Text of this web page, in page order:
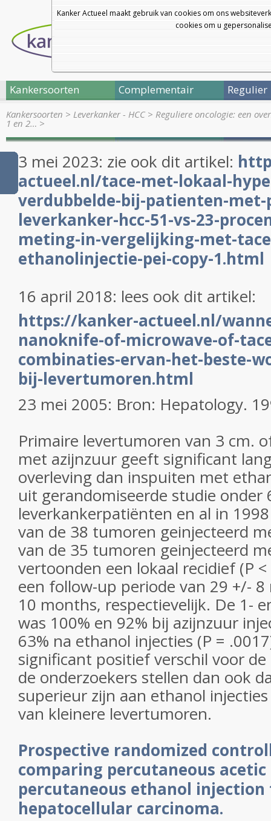
Kanker Actueel maakt gebruik van cookies om ons
cookies om u
Kankersoorten Complementair Regulier
Kankersoorten > Leverkanker - HCC > Reguliere oncologie: een
1 en 2… >
3 mei 2023: zie ook dit artikel:
actueel.nl/tace-met-lokaal-
verdubbelde-bij-patienten-
leverkanker-hcc-51-vs-23-
meting-in-vergelijking-met-
ethanolinjectie-pei-copy-1.html
16 april 2018: lees ook dit artikel:
https://kanker-actueel.nl/
nanoknife-of-microwave-of-
combinaties-ervan-het-beste-
bij-levertumoren.html
23 mei 2005: Bron: Hepatology.
Primaire levertumoren van 3 cm.
met azijnzuur geeft significant
overleving dan inspuiten met
uit gerandomiseerde studie onder
leverkankerpatiënten en al in
van de 38 tumoren geinjecteerd
van de 35 tumoren geinjecteerd
vertoonden een lokaal recidief (P
een follow-up periode van 29 +/-
10 months, respectievelijk. De 1-
was 100% en 92% bij azijnzuur
63% na ethanol injecties (P =
significant positief verschil voor
de onderzoekers stellen dan ook
superieur zijn aan ethanol
van kleinere levertumoren.
Prospective randomized
comparing percutaneous
percutaneous ethanol
hepatocellular carcinoma.